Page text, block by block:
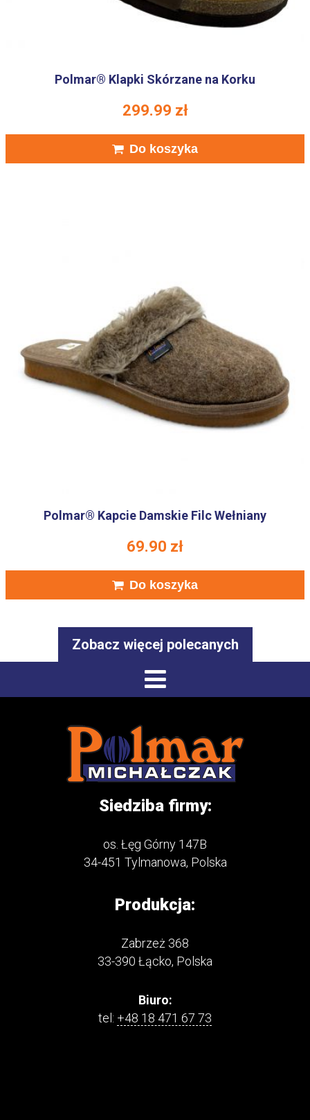
Polmar® Klapki Skórzane na Korku
299.99 zł
Do koszyka
Polmar® Kapcie Damskie Filc Wełniany
69.90 zł
Do koszyka
Zobacz więcej polecanych
Siedziba firmy:
os. Łęg Górny 147B
34-451 Tylmanowa, Polska
Produkcja:
Zabrzeż 368
33-390 Łącko, Polska
Biuro:
tel: +48 18 471 67 73